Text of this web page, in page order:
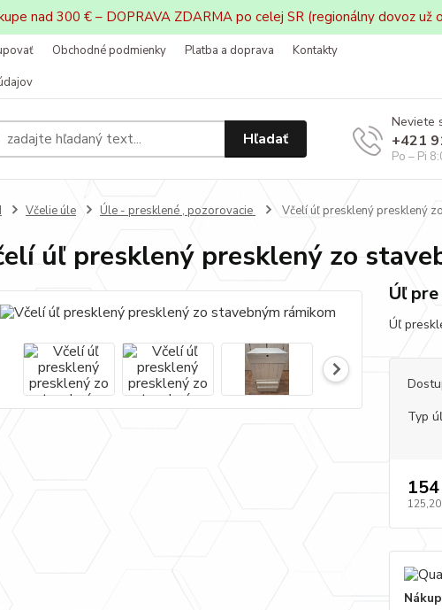
nad 300 € – DOPRAVA ZDARMA po celej SR (regionálny dovoz už
Obchodné podmienky Platba a doprava
Kontakty
Hľadať
Neviete
+421
Po – Pi
Včelie úle Úle - presklené , pozorovacie Včelí úľ presklený presklený
úľ presklený presklený zo
Úľ
Úľ
Typ